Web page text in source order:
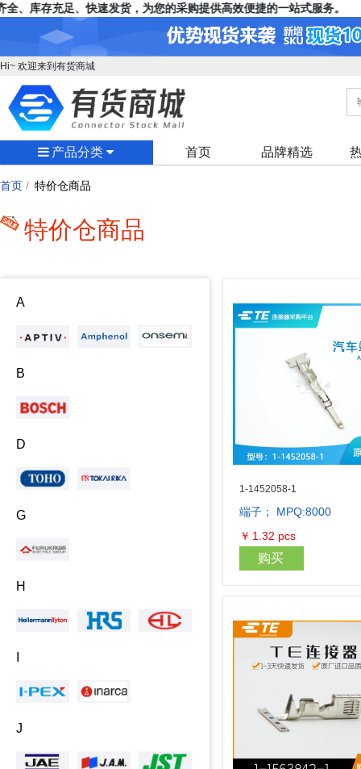
库存充足、快速发货，为您的采购提供高效便捷的一站式服务。
Hi~ 欢迎来到有货商城
产品分类 首页 品牌精选
首页 / 特价仓商品
特价仓商品
A
B
D
G
H
J
1-1452058-1
端子； MPQ:8000
￥ 1.32 pcs
购买